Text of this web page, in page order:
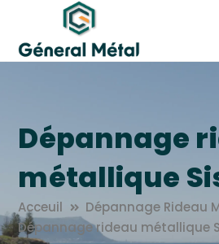
Dépannage
métallique
Acceuil
Dépannage Rideau
Dépannage rideau métallique